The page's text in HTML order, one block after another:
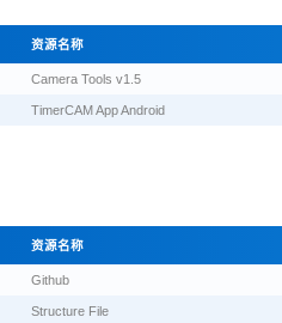
资源名称
Camera Tools v1.5
TimerCAM App Android
资源名称
Github
Structure File